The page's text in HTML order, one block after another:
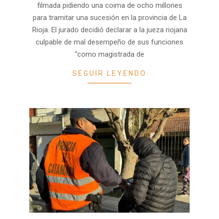
filmada pidiendo una coima de ocho millones
para tramitar una sucesión en la provincia de La
Rioja. El jurado decidió declarar a la jueza riojana
culpable de mal desempeño de sus funciones
“como magistrada de
SEGUIR LEYENDO